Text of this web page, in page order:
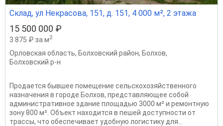
Склад, ул Некрасова, 151, д. 151, 4 000 м², 2 этажа
15 500 000 ₽
3 875 ₽ за м2
Орловская область, Болховский район, Болхов,
Болховский р-н
Продается бывшее помещение сельскохозяйственного
назначения в городе Болхов, представляющее собой
административное здание площадью 3000 м² и ремонтную
зону 800 м². Объект находится в пешей доступности от
трассы, что обеспечивает удобную логистику для...